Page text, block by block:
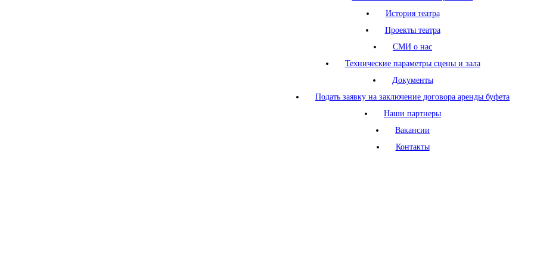
История театра
Проекты театра
СМИ о нас
Технические параметры сцены и зала
Документы
Подать заявку на заключение договора аренды буфета
Наши партнеры
Вакансии
Контакты